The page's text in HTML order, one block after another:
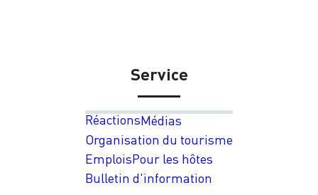
Service
RéactionsMédias
Organisation du tourisme
EmploisPour les hôtes
Bulletin d'information